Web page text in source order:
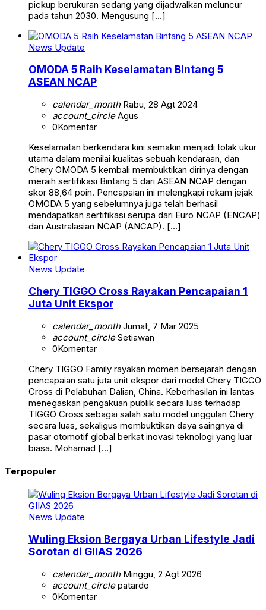
pickup berukuran sedang yang dijadwalkan meluncur
pada tahun 2030. Mengusung […]
News Update
OMODA 5 Raih Keselamatan Bintang 5
ASEAN NCAP
calendar_monthRabu, 28 Agt 2024
account_circleAgus
0Komentar
Keselamatan berkendara kini semakin menjadi tolak ukur
utama dalam menilai kualitas sebuah kendaraan, dan
Chery OMODA 5 kembali membuktikan dirinya dengan
meraih sertifikasi Bintang 5 dari ASEAN NCAP dengan
skor 88,64 poin. Pencapaian ini melengkapi rekam jejak
OMODA 5 yang sebelumnya juga telah berhasil
mendapatkan sertifikasi serupa dari Euro NCAP (ENCAP)
dan Australasian NCAP (ANCAP). […]
News Update
Chery TIGGO Cross Rayakan Pencapaian 1
Juta Unit Ekspor
calendar_monthJumat, 7 Mar 2025
account_circleSetiawan
0Komentar
Chery TIGGO Family rayakan momen bersejarah dengan
pencapaian satu juta unit ekspor dari model Chery TIGGO
Cross di Pelabuhan Dalian, China. Keberhasilan ini lantas
menegaskan pengakuan publik secara luas terhadap
TIGGO Cross sebagai salah satu model unggulan Chery
secara luas, sekaligus membuktikan daya saingnya di
pasar otomotif global berkat inovasi teknologi yang luar
biasa. Mohamad […]
Terpopuler
News Update
Wuling Eksion Bergaya Urban Lifestyle Jadi
Sorotan di GIIAS 2026
calendar_monthMinggu, 2 Agt 2026
account_circlepatardo
0Komentar